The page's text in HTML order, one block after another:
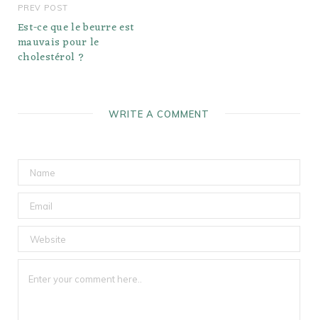
PREV POST
Est-ce que le beurre est
mauvais pour le
cholestérol ?
WRITE A COMMENT